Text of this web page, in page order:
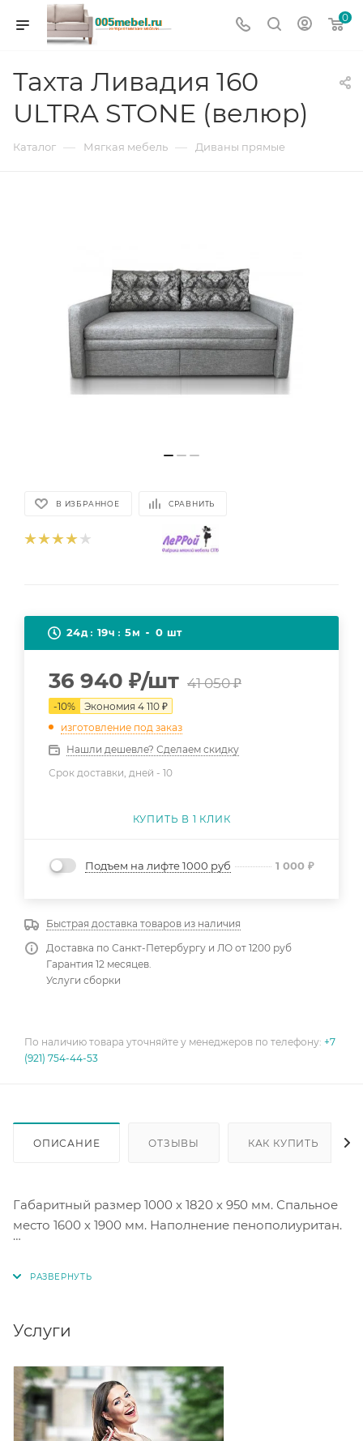
0
Тахта Ливадия 160
ULTRA STONE (велюр)
Каталог — Мягкая мебель — Диваны прямые
В ИЗБРАННОЕ СРАВНИТЬ
24д 19ч 5м 0 шт
36 940 ₽/шт 41 050₽
-10% Экономия 4 110 ₽
изготовление под заказ
Нашли дешевле? Сделаем скидку
Срок доставки, дней - 10
КУПИТЬ В 1 КЛИК
Подъем на лифте 1000 руб 1 000 ₽
Быстрая доставка товаров из наличия
Доставка по Санкт-Петербургу и ЛО от 1200 руб
Гарантия 12 месяцев.
Услуги сборки
По наличию товара уточняйте у менеджеров по телефону: +7
(921) 754-44-53
ОПИСАНИЕ ОТЗЫВЫ КАК КУПИТЬ
Габаритный размер 1000 х 1820 х 950 мм. Спальное
место 1600 х 1900 мм. Наполнение пенополиуритан.
Услуги